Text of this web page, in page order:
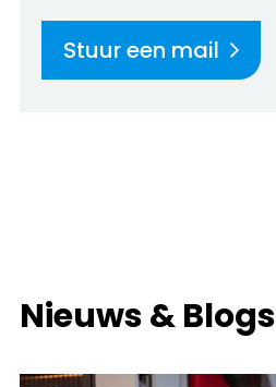
Stuur een mail
Nieuws & Blogs